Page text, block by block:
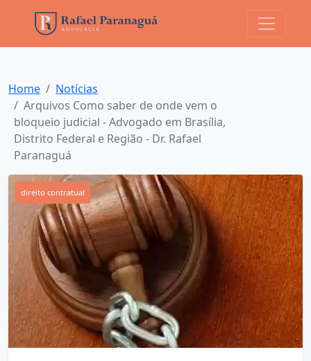
Home
Notícias
Arquivos Como saber de onde vem o
bloqueio judicial - Advogado em Brasília,
Distrito Federal e Região - Dr. Rafael
Paranaguá
direito contratual